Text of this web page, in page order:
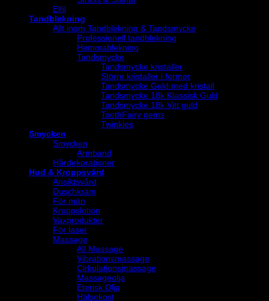
Elfil
Tandblekning
Allt inom Tandblekning & Tandsmycke
Professionell tandblekning
Hemmablekning
Tandsmycke
Tandsmycke kristaller
Större kristaller i former
Tandsmycke Guld med kristall
Tandsmycke 18k Klassisk Guld
Tandsmycke 18k Vitt guld
ToothFairy gems
Twinkles
Smycken
Smycken
Armband
Hårdekorationer
Hud & Kroppsvård
Ansiktsvård
Duschkräm
För män
Kroppslotion
Vaxprodukter
För laser
Massage
All Massage
Vibrationsmassage
Cirkulationsmassage
Massageolja
Eterisk Olja
Hälsokost